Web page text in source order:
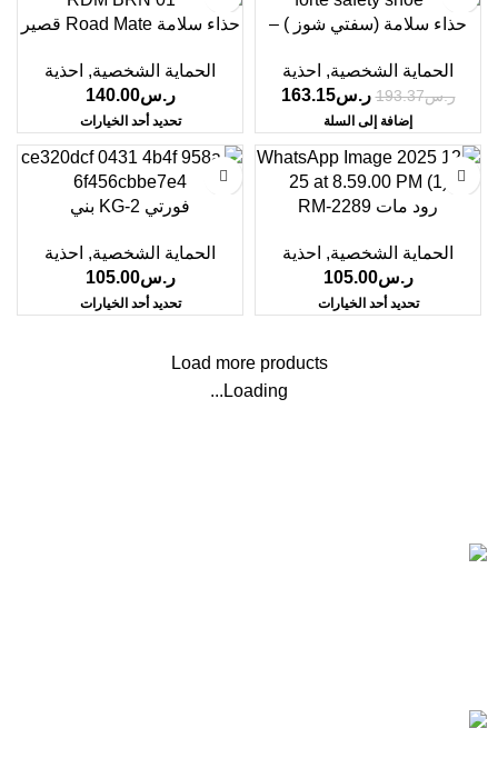
حذاء سلامة (سفتي شوز ) –
الحماية الشخصية, احذية
ر.س193.37 ر.س163.15
إضافة إلى السلة
حذاء سلامة Road Mate قصير
الحماية الشخصية, احذية
ر.س140.00
تحديد أحد الخيارات
رود مات RM-2289
الحماية الشخصية, احذية
ر.س105.00
تحديد أحد الخيارات
فورتي KG-2 بني
الحماية الشخصية, احذية
ر.س105.00
تحديد أحد الخيارات
Load more products
Loading...